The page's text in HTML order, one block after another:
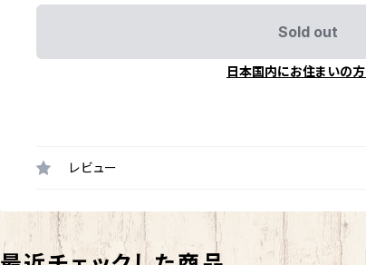
Sold out
日本国内にお住まいの
レビュー